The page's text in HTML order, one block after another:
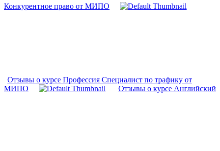
Конкурентное право от МИПО
Отзывы о курсе Профессия Специалист по трафику от
МИПО
Отзывы о курсе Английский